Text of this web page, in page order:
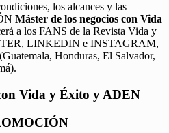
los alcances y las
Máster de los negocios con Vida
a los FANS de la Revista Vida y
LINKEDIN e INSTAGRAM,
Honduras, El Salvador,
Vida y Éxito y ADEN